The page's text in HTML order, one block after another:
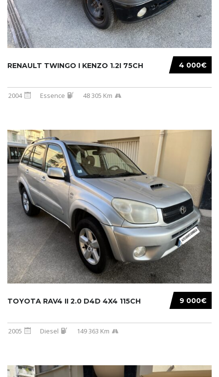
4 000€
RENAULT TWINGO I KENZO 1.2I 75CH
2004 Essence 48 305 Km
9 000€
TOYOTA RAV4 II 2.0 D4D 4X4 115CH
2005 Diesel 149 363 Km